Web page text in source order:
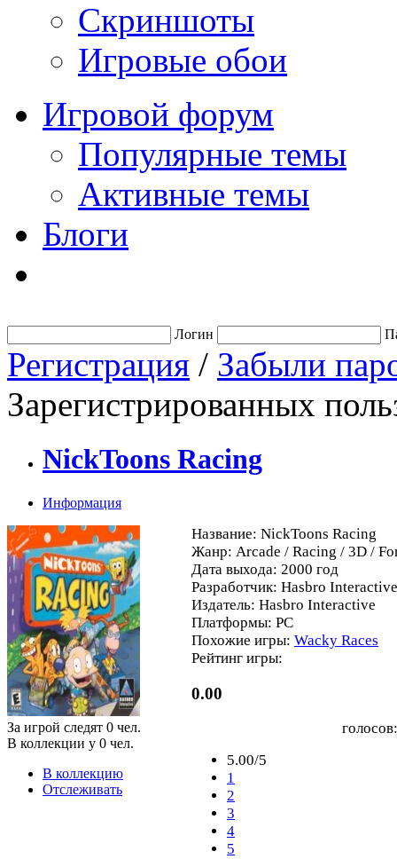
Скриншоты
Игровые обои
Игровой форум
Популярные темы
Активные темы
Блоги
Логин
Регистрация / Забыли
Зарегистрированных
NickToons Racing
Информация
За игрой следят 0 чел.
В коллекции у 0 чел.
В коллекцию
Отслеживать
Название: NickToons Racing
Жанр: Arcade / Racing / 3D /
Дата выхода: 2000 год
Разработчик: Hasbro Interactive
Издатель: Hasbro Interactive
Платформы: PC
Похожие игры: Wacky Races
Рейтинг игры:
0.00
5.00/5
1
2
3
4
5